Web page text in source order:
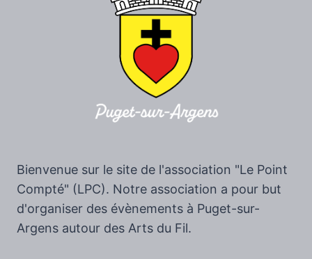
Bienvenue sur le site de l'association "Le Point
Compté" (LPC). Notre association a pour but
d'organiser des évènements à Puget-sur-
Argens autour des Arts du Fil.